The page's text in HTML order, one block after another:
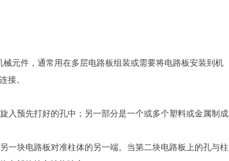
械元件，通常用在多层电路板组装或需要将电路板安装到机
接。
入预先打好的孔中；另一部分是一个或多个塑料或金属制成
一块电路板对准柱体的另一端。当第二块电路板上的孔与柱